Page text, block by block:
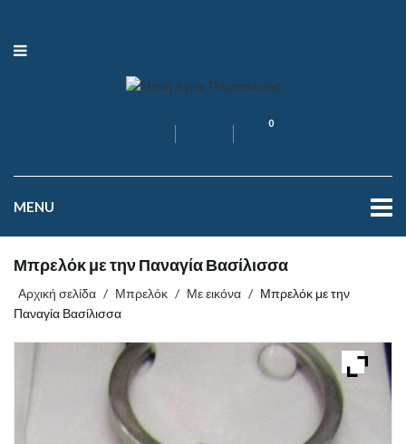
0
MENU
Μπρελόκ με την Παναγία Βασίλισσα
Αρχική σελίδα / Μπρελόκ / Με εικόνα / Μπρελόκ με την
Παναγία Βασίλισσα